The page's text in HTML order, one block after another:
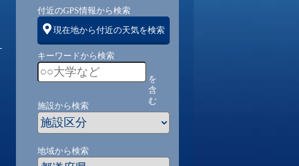
付近のGPS情報から検索
現在地から付近の天気を検索
キーワードから検索
を
含
む
施設から検索
地域から検索